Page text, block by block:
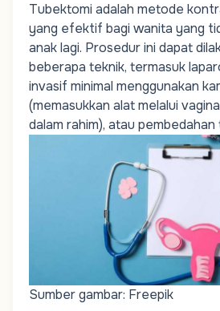
Tubektomi adalah metode
yang efektif bagi wanita yang
anak lagi. Prosedur ini dapat
beberapa teknik, termasuk
invasif minimal menggunakan
(memasukkan alat melalui
dalam rahim), atau pembedahan
Sumber gambar: Freepik